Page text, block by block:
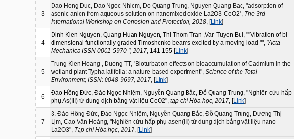
3
Dao Hong Duc, Dao Ngoc Nhiem, Do Quang Trung, Nguyen Quang Bac, "adsorption of
asenic anion from aqueous solution on nanomixed oxide La2O3-CeO2", The 3rd
International Workshop on Corrosion and Protection, 2018 , [Link]
4
Dinh Kien Nguyen, Quang Huan Nguyen, Thi Thom Tran ,Van Tuyen Bui, ""Vibration of bi-
dimensional functionally graded Timoshenko beams excited by a moving load "", "Acta
Mechanica ISSN 0001-5970 ", 2017 , 141-155 [Link]
5
Trung Kien Hoang , Duong TT, "Bioturbation effects on bioaccumulation of Cadmium in the
wetland plant Typha latifolia: a nature-based experiment", Science of the Total
Environment; ISSN: 0048-9697, 2017 , [Link]
6
Đào Hồng Đức, Đào Ngọc Nhiệm, Nguyễn Quang Bắc, Đỗ Quang Trung, "Nghiên cứu hấp
phụ As(III) từ dung dịch bằng vật liệu CeO2", tạp chí Hóa học, 2017 , [Link]
7
3. Đào Hồng Đức, Đào Ngọc Nhiệm, Nguyễn Quang Bắc, Đỗ Quang Trung, Dương Thị
Lịm, Cao Văn Hoàng, "Nghiên cứu hấp phụ asen(III) từ dung dịch bằng vật liệu nano
La2O3", Tạp chí Hóa học, 2017 , [Link]